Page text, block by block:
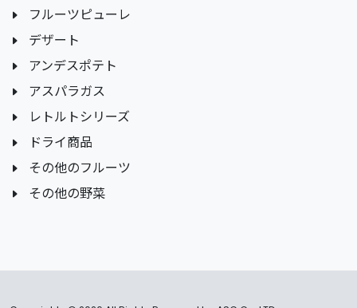
フルーツピューレ
デザート
アンデスポテト
アスパラガス
レトルトシリーズ
ドライ商品
その他のフルーツ
その他の野菜